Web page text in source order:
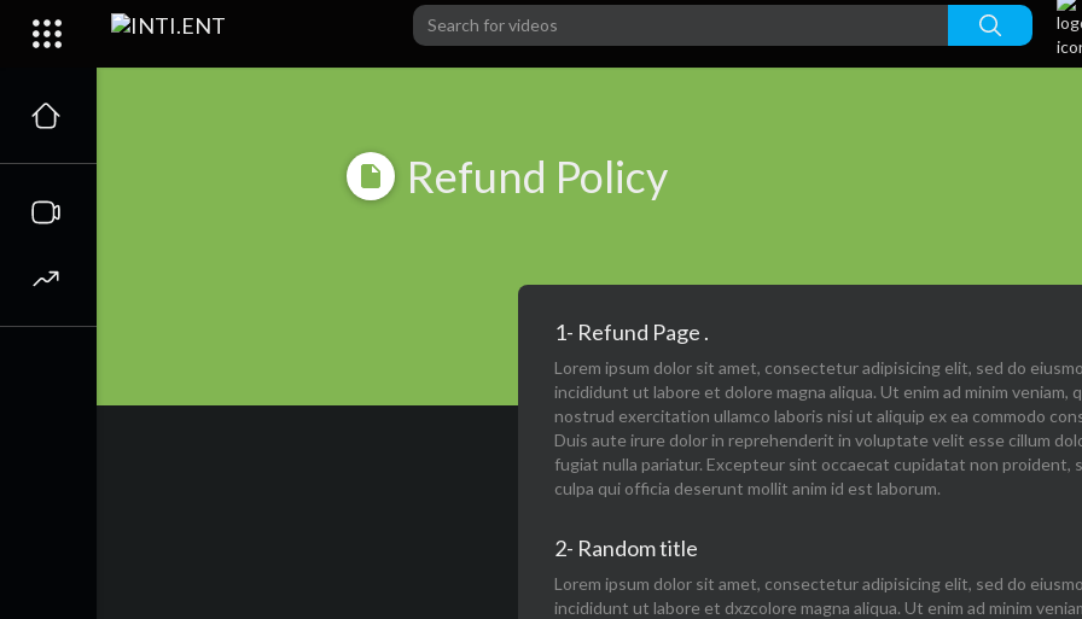
Refund Policy
1- Refund Page .
Lorem ipsum dolor sit amet, consectetur adipisicing elit, sed do
incididunt ut labore et dolore magna aliqua. Ut enim ad minim veniam,
nostrud exercitation ullamco laboris nisi ut aliquip ex ea commodo
Duis aute irure dolor in reprehenderit in voluptate velit esse cillum
fugiat nulla pariatur. Excepteur sint occaecat cupidatat non proident,
culpa qui officia deserunt mollit anim id est laborum.
2- Random title
Lorem ipsum dolor sit amet, consectetur adipisicing elit, sed do
incididunt ut labore et dxzcolore magna aliqua. Ut enim ad minim